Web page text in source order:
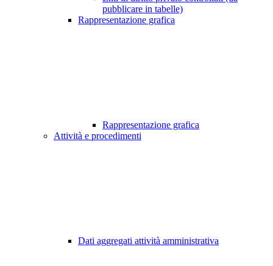
pubblicare in tabelle)
Rappresentazione grafica
Rappresentazione grafica
Attività e procedimenti
Dati aggregati attività amministrativa